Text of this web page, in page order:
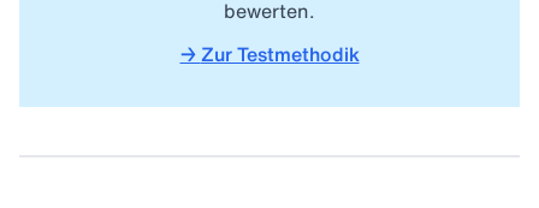
bewerten.
→ Zur Testmethodik